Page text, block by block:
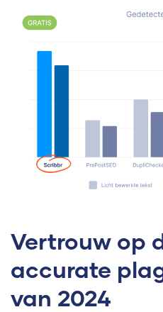
Vertrouw op
accurate
van 2024